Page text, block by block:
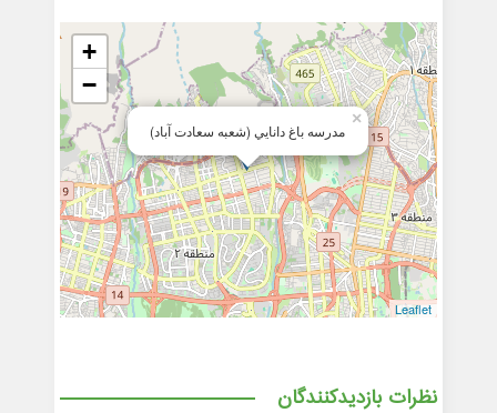
مدرسه باغ دانايي (شعبه سعادت آباد)
×
+
−
Leaflet
نظرات بازدیدکنندگان